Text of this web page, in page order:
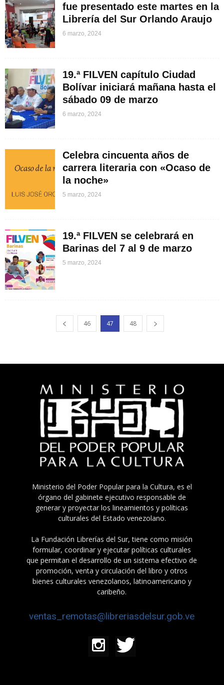
fue presentado este martes en la
Librería del Sur Orlando Araujo
6 marzo, 2024
19.ª FILVEN capítulo Ciudad
Bolívar iniciará mañana hasta el
sábado 09 de marzo
6 marzo, 2024
Celebra cincuenta años de
carrera literaria con «Ocaso de
la noche»
5 marzo, 2024
19.ª FILVEN se celebrará en
Barinas del 7 al 9 de marzo
5 marzo, 2024
46 47 48
Ministerio del Poder Popular para la Cultura, es el
órgano del gabinete ejecutivo responsable de
generar y proyectar los lineamientos y políticas
culturales del Estado venezolano.
La Fundación Librerías del Sur, tiene como misión
formular, coordinar y ejecutar políticas culturales
que permitan el desarrollo de un sistema efectivo de
promoción, venta y circulación del libro y otros
bienes culturales venezolanos, latinoamericano y
caribeño.
ventas_remotas@libreriasdelsur.gob.ve